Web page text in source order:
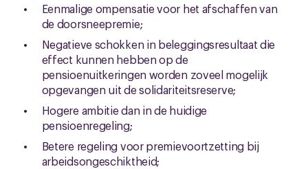
Eenmalige ompensatie voor het afschaffen van
de doorsneepremie;
Negatieve schokken in beleggingsresultaat die
effect kunnen hebben op de
pensioenuitkeringen worden zoveel mogelijk
opgevangen uit de solidariteitsreserve;
Hogere ambitie dan in de huidige
pensioenregeling;
Betere regeling voor premievoortzetting bij
arbeidsongeschiktheid;